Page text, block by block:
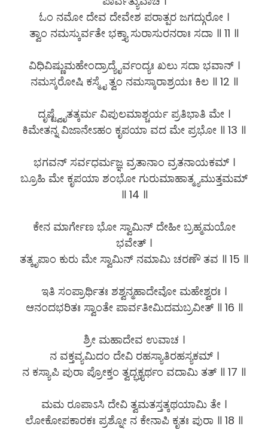
ಓಂ ನಮೋ ದೇವ ದೇವೇಶ ಪರಾತ್ಪರ ಜಗದ್ಗುರೋ ।
ತ್ವಾಂ ನಮಸ್ಕುರ್ವತೇ ಭಕ್ತ್ಯಾ ಸುರಾಸುರನರಾಃ ಸದಾ ॥ 11 ॥
ವಿಧಿವಿಷ್ಣುಮಹೇಂದ್ರಾದ್ಯೈರ್ವಂದ್ಯಃ ಖಲು ಸದಾ ಭವಾನ್ ।
ನಮಸ್ಕರೋಷಿ ಕಸ್ಮೈ ತ್ವಂ ನಮಸ್ಕಾರಾಶ್ರಯಃ ಕಿಲ ॥ 12 ॥
ದೃಷ್ಟ್ವೈತತ್ಕರ್ಮ ವಿಪುಲಮಾಶ್ಚರ್ಯ ಪ್ರತಿಭಾತಿ ಮೇ ।
ಕಿಮೇತನ್ನ ವಿಜಾನೇಽಹಂ ಕೃಪಯಾ ವದ ಮೇ ಪ್ರಭೋ ॥ 13 ॥
ಭಗವನ್ ಸರ್ವಧರ್ಮಜ್ಞ ವ್ರತಾನಾಂ ವ್ರತನಾಯಕಮ್ ।
ಬ್ರೂಹಿ ಮೇ ಕೃಪಯಾ ಶಂಭೋ ಗುರುಮಾಹಾತ್ಮ್ಯಮುತ್ತಮಮ್
॥ 14 ॥
ಕೇನ ಮಾರ್ಗೇಣ ಭೋ ಸ್ವಾಮಿನ್ ದೇಹೀ ಬ್ರಹ್ಮಮಯೋ
ಭವೇತ್ ।
ತತ್ಕೃಪಾಂ ಕುರು ಮೇ ಸ್ವಾಮಿನ್ ನಮಾಮಿ ಚರಣೌ ತವ ॥ 15 ॥
ಇತಿ ಸಂಪ್ರಾರ್ಥಿತಃ ಶಶ್ವನ್ಮಹಾದೇವೋ ಮಹೇಶ್ವರಃ ।
ಆನಂದಭರಿತಃ ಸ್ವಾಂತೇ ಪಾರ್ವತೀಮಿದಮಬ್ರವೀತ್ ॥ 16 ॥
ಶ್ರೀ ಮಹಾದೇವ ಉವಾಚ ।
ನ ವಕ್ತವ್ಯಮಿದಂ ದೇವಿ ರಹಸ್ಯಾತಿರಹಸ್ಯಕಮ್ ।
ನ ಕಸ್ಯಾಪಿ ಪುರಾ ಪ್ರೋಕ್ತಂ ತ್ವದ್ಭಕ್ತ್ಯರ್ಥಂ ವದಾಮಿ ತತ್ ॥ 17 ॥
ಮಮ ರೂಪಾಽಸಿ ದೇವಿ ತ್ವಮತಸ್ತತ್ಕಥಯಾಮಿ ತೇ ।
ಲೋಕೋಪಕಾರಕಃ ಪ್ರಶ್ನೋ ನ ಕೇನಾಪಿ ಕೃತಃ ಪುರಾ ॥ 18 ॥